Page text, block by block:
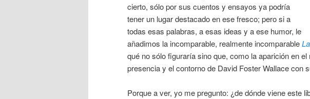
cierto, sólo por sus cuentos y ensayos ya podría
tener un lugar destacado en ese fresco; pero si a
todas esas palabras, a esas ideas y a ese humor, le
añadimos la incomparable, realmente incomparable
qué no sólo figuraría sino que, como la aparición en
presencia y el contorno de David Foster Wallace con
Porque a ver, yo me pregunto: ¿de dónde viene este